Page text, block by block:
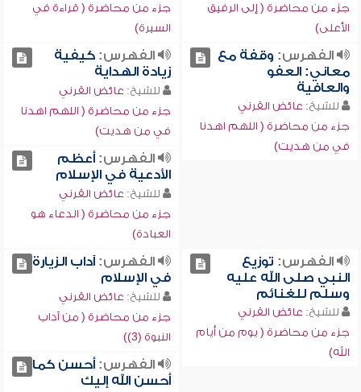
جزء من محاضرة ( إلى الرفيق
الأعلى)
جزء من محاضرة ( قراءة في
السيرة)
الفهرس: وقفة مع
معاني: العفو
والعافية
للشيخ: عائض القرني
جزء من محاضرة ( اللهم اهدنا
في من هديت)
الفهرس:كيفية
زيادة الهداية
للشيخ: عائض القرني
جزء من محاضرة ( اللهم اهدنا
في من هديت)
الفهرس:أعظم
الأدعية في الإسلام
للشيخ: عائض القرني
جزء من محاضرة ( الدعاء هو
العبادة)
الفهرس: توزيع
النبي صلى الله عليه
وسلم للغنائم
للشيخ: عائض القرني
جزء من محاضرة ( يوم من أيام
الله)
الفهرس:آداب الزيارة
في الإسلام
للشيخ: عائض القرني
جزء من محاضرة ( من آداب
النبوة (3))
الفهرس:أحسن كما
أحسن الله إليك